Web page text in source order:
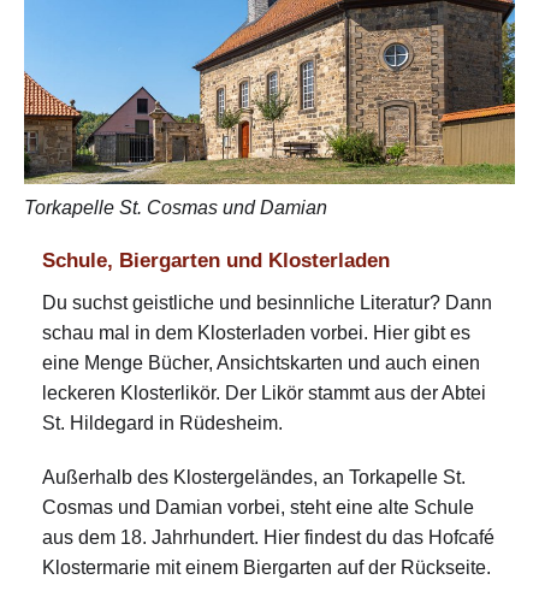
Torkapelle St. Cosmas und Damian
Schule, Biergarten und Klosterladen
Du suchst geistliche und besinnliche Literatur? Dann
schau mal in dem Klosterladen vorbei. Hier gibt es
eine Menge Bücher, Ansichtskarten und auch einen
leckeren Klosterlikör. Der Likör stammt aus der Abtei
St. Hildegard in Rüdesheim.
Außerhalb des Klostergeländes, an Torkapelle St.
Cosmas und Damian vorbei, steht eine alte Schule
aus dem 18. Jahrhundert. Hier findest du das Hofcafé
Klostermarie mit einem Biergarten auf der Rückseite.